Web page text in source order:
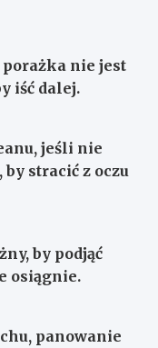
porażka nie jest
iść dalej.
jeśli nie
by stracić z oczu
by podjąć
osiągnie.
panowanie